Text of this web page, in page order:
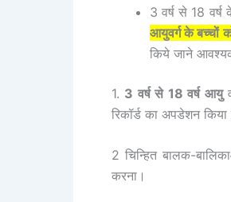
3 वर्ष से 18 वर्ष
आयुवर्ग के बच्चों
किये जाने
1. 3 वर्ष से 18 वर्ष आयु
रिकॉर्ड का अपडेशन किया
2 चिन्हित बालक-
करना।